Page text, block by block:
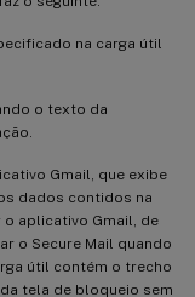
na carga útil
o texto da
Gmail, que exibe
dados contidos na
o aplicativo Gmail, de
o Secure Mail quando
útil contém o trecho
tela de bloqueio sem